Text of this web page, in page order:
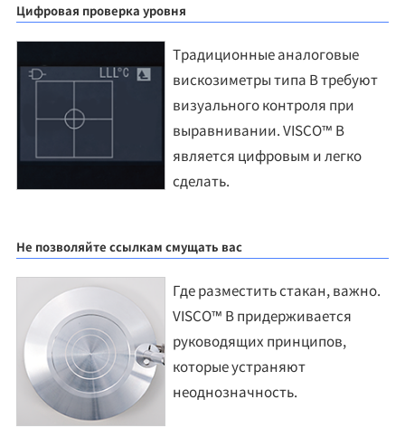
Цифровая проверка уровня
Традиционные аналоговые
вискозиметры типа B требуют
визуального контроля при
выравнивании. VISCO™ B
является цифровым и легко
сделать.
Не позволяйте ссылкам смущать вас
Где разместить стакан, важно.
VISCO™ B придерживается
руководящих принципов,
которые устраняют
неоднозначность.